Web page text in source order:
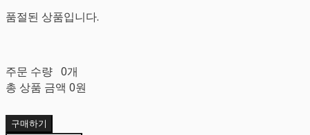
품절된 상품입니다.
주문 수량 0개
총 상품 금액 0원
구매하기